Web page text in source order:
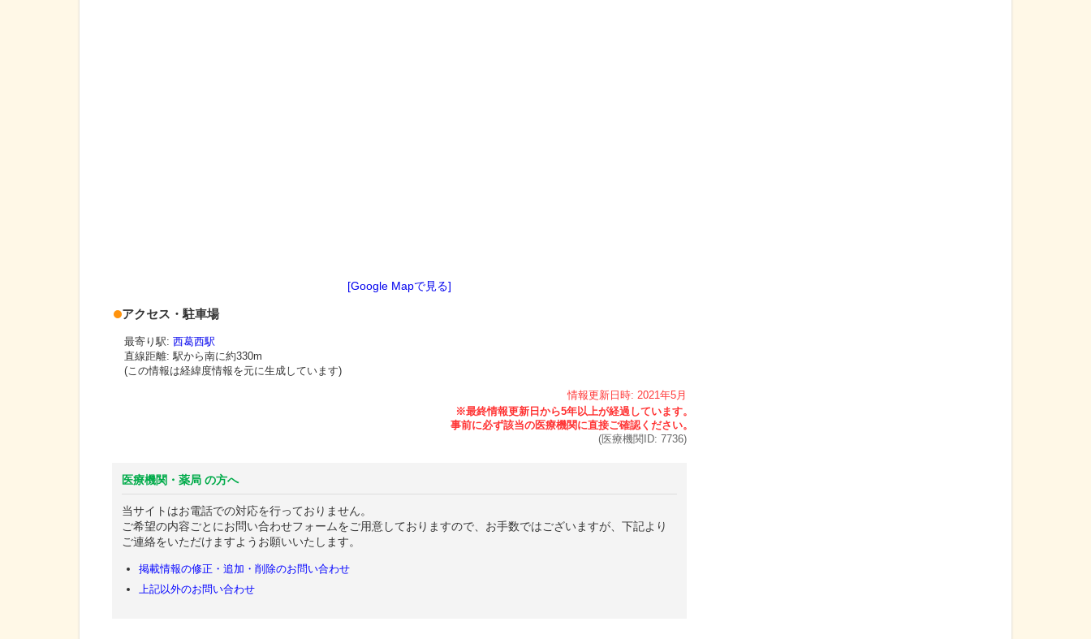
[Google Mapで見る]
アクセス・駐車場
最寄り駅: 西葛西駅
直線距離: 駅から南に約330m
(この情報は経緯度情報を元に生成しています)
情報更新日時: 2021年5月
(医療機関ID: 7736)
医療機関・薬局 の方へ
当サイトはお電話での対応を行っておりません。
ご希望の内容ごとにお問い合わせフォームをご用意しておりますので、お手数ではございますが、下記より
ご連絡をいただけますようお願いいたします。
掲載情報の修正・追加・削除のお問い合わせ
上記以外のお問い合わせ